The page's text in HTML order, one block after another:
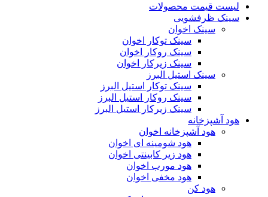
لیست قیمت محصولات
سینک ظرفشویی
سینک اخوان
سینک توکار اخوان
سینک روکار اخوان
سینک زیرکار اخوان
سینک استیل البرز
سینک توکار استیل البرز
سینک روکار استیل البرز
سینک زیرکار استیل البرز
هود آشپزخانه
هود آشپزخانه اخوان
هود شومینه ای اخوان
هود زیر کابینتی اخوان
هود مورب اخوان
هود مخفی اخوان
هود کن